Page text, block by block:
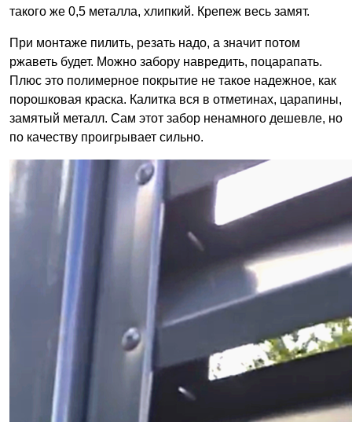
такого же 0,5 металла, хлипкий. Крепеж весь замят.
При монтаже пилить, резать надо, а значит потом
ржаветь будет. Можно забору навредить, поцарапать.
Плюс это полимерное покрытие не такое надежное, как
порошковая краска. Калитка вся в отметинах, царапины,
замятый металл. Сам этот забор ненамного дешевле, но
по качеству проигрывает сильно.